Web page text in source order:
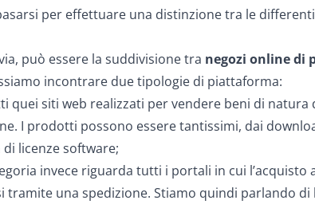
per effettuare una distinzione tra le
può essere la suddivisione tra negozi online di
incontrare due tipologie di piattaforma:
quei siti web realizzati per vendere beni di natura
I prodotti possono essere tantissimi, dai
licenze software;
invece riguarda tutti i portali in cui
tramite una spedizione. Stiamo quindi parlando